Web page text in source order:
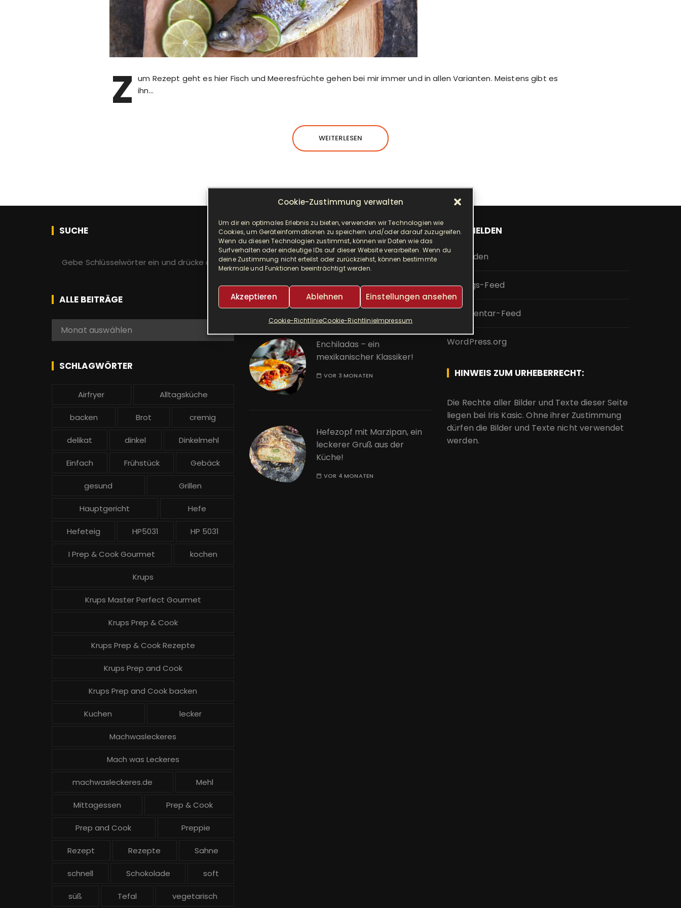
Cookie-Zustimmung verwalten
Um dir ein optimales Erlebnis zu bieten, verwenden wir Technologien wie
Cookies, um Geräteinformationen zu speichern und/oder darauf zuzugreifen.
Wenn du diesen Technologien zustimmst, können wir Daten wie das
Surfverhalten oder eindeutige IDs auf dieser Website verarbeiten. Wenn du
deine Zustimmung nicht erteilst oder zurückziehst, können bestimmte
Merkmale und Funktionen beeinträchtigt werden.
Akzeptieren Ablehnen Einstellungen ansehen
Cookie-RichtlinieCookie-RichtlinieImpressum
Z um Rezept geht es hier Fisch und Meeresfrüchte gehen bei mir immer und in allen Varianten. Meistens gibt es
ihn…
WEITERLESEN
SUCHE
h
e
n
c
:
ALLE BEITRÄGE
e
Monat auswählen
SCHLAGWÖRTER
Airfryer Alltagsküche
backen Brot cremig
delikat dinkel Dinkelmehl
Einfach Frühstück Gebäck
gesund Grillen
Hauptgericht Hefe
Hefeteig HP5031 HP 5031
I Prep & Cook Gourmet kochen
Krups
Krups Master Perfect Gourmet
Krups Prep & Cook
Krups Prep & Cook Rezepte
Krups Prep and Cook
Krups Prep and Cook backen
Kuchen lecker
Machwasleckeres
Mach was Leckeres
machwasleckeres.de Mehl
Mittagessen Prep & Cook
Prep and Cook Preppie
Rezept Rezepte Sahne
schnell Schokolade soft
süß Tefal vegetarisch
NEUESTE BEITRÄGE
Djuvec als Risotto! So ein
leckerer One Pot!
VOR 2 MONATEN
Enchiladas – ein
mexikanischer Klassiker!
VOR 3 MONATEN
Hefezopf mit Marzipan, ein
leckerer Gruß aus der
Küche!
VOR 4 MONATEN
ANMELDEN
Anmelden
Eintrags-Feed
Kommentar-Feed
WordPress.org
HINWEIS ZUM URHEBERRECHT:
Die Rechte aller Bilder und Texte dieser Seite
liegen bei Iris Kasic. Ohne ihrer Zustimmung
dürfen die Bilder und Texte nicht verwendet
werden.